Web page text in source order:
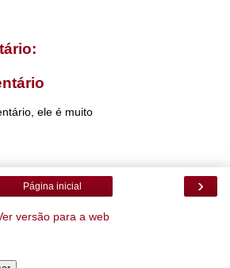
ele é muito
›
Página inicial
versão para a web